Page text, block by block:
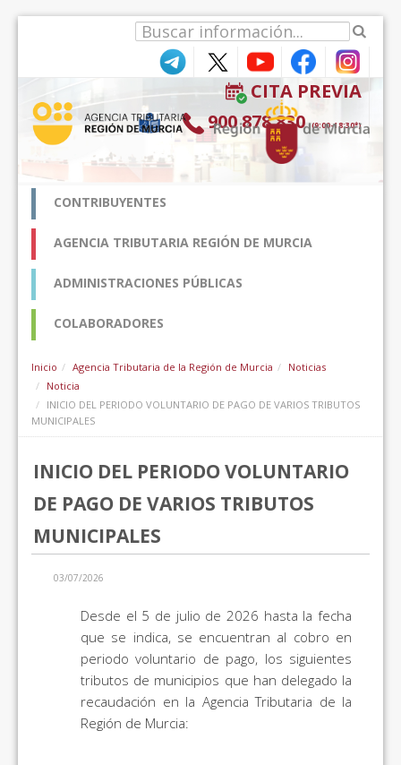
CITA PREVIA
900 878 830 (9:00-18:30*)
CONTRIBUYENTES
AGENCIA TRIBUTARIA REGIÓN DE MURCIA
ADMINISTRACIONES PÚBLICAS
COLABORADORES
Inicio Agencia Tributaria de la Región de Murcia
Noticias
Noticia
INICIO DEL PERIODO VOLUNTARIO DE PAGO DE VARIOS TRIBUTOS
MUNICIPALES
INICIO DEL PERIODO VOLUNTARIO
DE PAGO DE VARIOS TRIBUTOS
MUNICIPALES
03/07/2026
Desde el 5 de julio de 2026 hasta la fecha
que se indica, se encuentran al cobro en
periodo voluntario de pago, los siguientes
tributos de municipios que han delegado la
recaudación en la Agencia Tributaria de la
Región de Murcia: